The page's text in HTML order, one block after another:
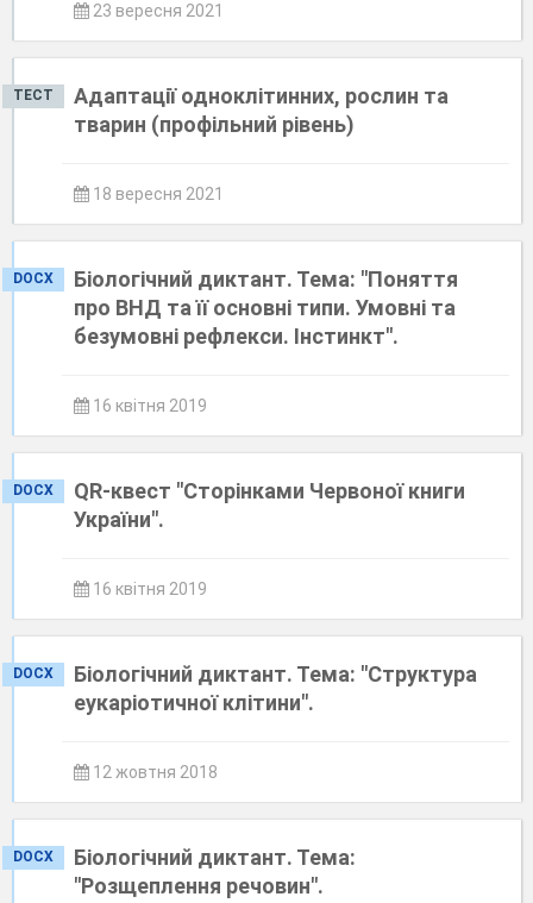
23 вересня 2021
ТЕСТ
Адаптації одноклітинних, рослин та
тварин (профільний рівень)
18 вересня 2021
DOCX
Біологічний диктант. Тема: "Поняття
про ВНД та її основні типи. Умовні та
безумовні рефлекси. Інстинкт".
16 квітня 2019
DOCX
QR-квест "Сторінками Червоної книги
України".
16 квітня 2019
DOCX
Біологічний диктант. Тема: "Структура
еукаріотичної клітини".
12 жовтня 2018
DOCX
Біологічний диктант. Тема:
"Розщеплення речовин".